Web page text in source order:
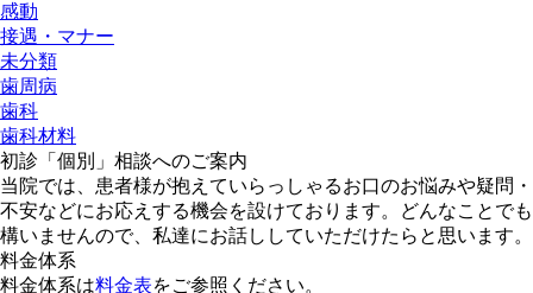
感動
接遇・マナー
未分類
歯周病
歯科
歯科材料
初診「個別」相談へのご案内
当院では、患者様が抱えていらっしゃるお口のお悩みや疑問・
不安などにお応えする機会を設けております。どんなことでも
構いませんので、私達にお話ししていただけたらと思います。
料金体系
料金体系は料金表をご参照ください。